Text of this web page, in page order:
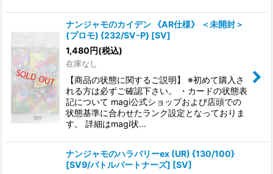
ナンジャモのカイデン 《AR仕様》 ＜未開封＞
(プロモ) {232/SV-P} [SV]
1,480円(税込)
在庫なし
【商品の状態に関するご説明】 ※初めて購入さ
れる方は必ずご確認下さい。 ・カードの状態表
記について magi公式ショップおよび店頭での
状態基準に合わせたランク設定となっておりま
す。 詳細はmagi状…
ナンジャモのハラバリーex (UR) {130/100}
[SV9/バトルパートナーズ] [SV]